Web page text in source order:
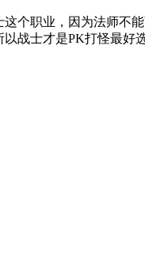
个职业，因为法师不
战士才是PK打怪最好